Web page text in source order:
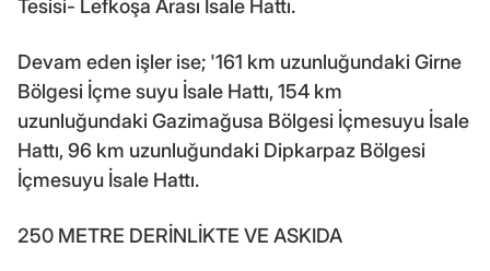
Tesisi- Lefkoşa Arası İsale Hattı.
Devam eden işler ise; '161 km uzunluğundaki Girne
Bölgesi İçme suyu İsale Hattı, 154 km
uzunluğundaki Gazimağusa Bölgesi İçmesuyu İsale
Hattı, 96 km uzunluğundaki Dipkarpaz Bölgesi
İçmesuyu İsale Hattı.
250 METRE DERİNLİKTE VE ASKIDA